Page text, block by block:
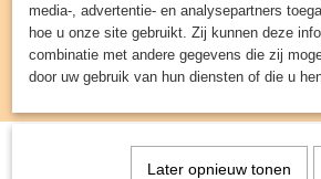
Inloggen Registreren
Spellen & Puzzels> IQ Mini
media-, advertentie- en analysepartners
hoe u onze site gebruikt. Zij kunnen deze
combinatie met andere gegevens die zij
door uw gebruik van hun diensten of die u
Later opnieuw tonen